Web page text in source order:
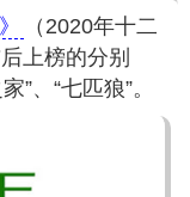
（2020年十二
后上榜的分别
”、“七匹狼”。